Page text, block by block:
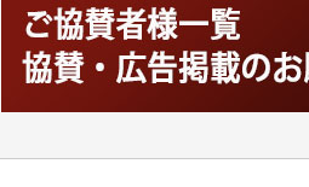
機を乗り切るには到底及ばない額
の妻を抱えている私にとっては精
パです。
ューは大袈裟ではなく、極めて重